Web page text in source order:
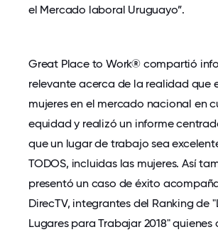
el Mercado laboral Uruguayo”.
Great Place to Work® compartió
relevante acerca de la realidad que
mujeres en el mercado nacional en
equidad y realizó un informe
que un lugar de trabajo sea
TODOS, incluidas las mujeres. Así
presentó un caso de éxito
DirecTV, integrantes del Ranking de
Lugares para Trabajar 2018"